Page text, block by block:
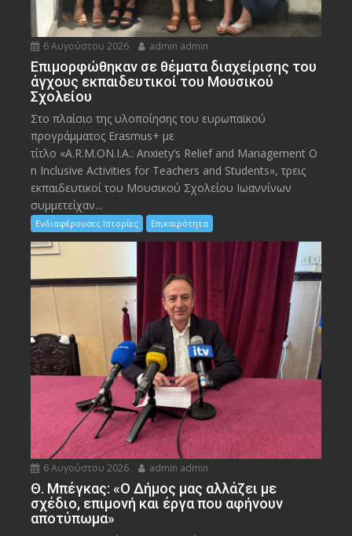
6 Αυγούστου 2026 admin admin
Eπιμορφώθηκαν σε θέματα διαχείρισης του
άγχους εκπαιδευτικοί του Μουσικού
Σχολείου
Στο πλαίσιο της υλοποίησης του ευρωπαϊκού
προγράμματος Erasmus+ με
τίτλο «A.R.M.ON.I.A.: Anxiety’s Relief and Management O
n Inclusive Activities for Teachers and Students», τρεις
εκπαιδευτικοί του Μουσικού Σχολείου Ιωαννίνων
συμμετείχαν...
Ενδιαφέρουσες Ιστορίες Επικαιρότητα
6 Αυγούστου 2026 admin admin
Θ. Μπέγκας: «Ο Δήμος μας αλλάζει με
σχέδιο, επιμονή και έργα που αφήνουν
αποτύπωμα»